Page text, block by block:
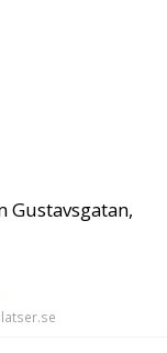
Gustavsgatan,